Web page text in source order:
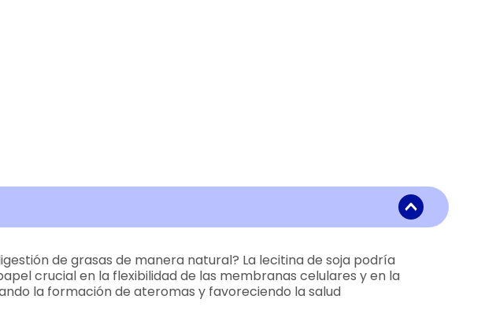
de grasas de manera natural? La lecitina de soja podría
crucial en la flexibilidad de las membranas celulares y en la
la formación de ateromas y favoreciendo la salud